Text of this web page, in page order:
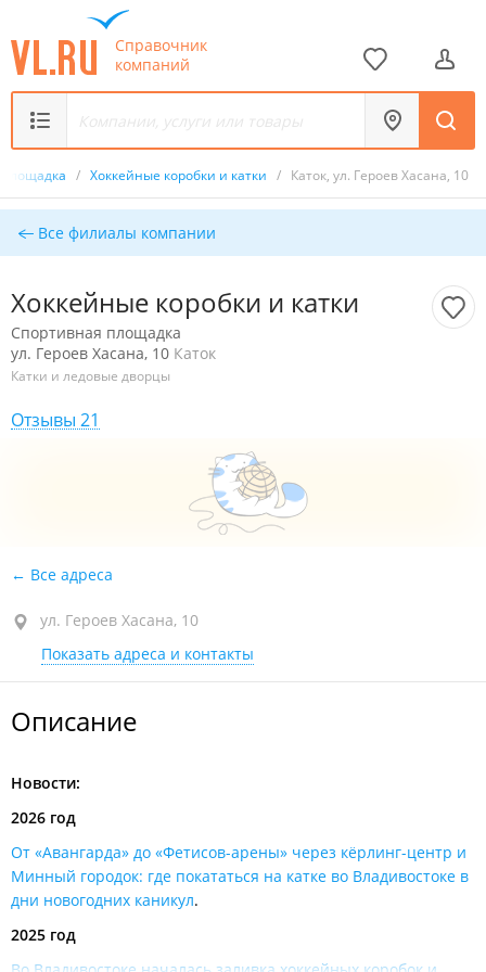
Справочник
компаний
/ Хоккейные коробки и катки / Каток, ул. Героев Хасана, 10
Все филиалы компании
Хоккейные коробки и катки
Спортивная площадка
ул. Героев Хасана, 10 Каток
Катки и ледовые дворцы
Отзывы 21
Все адреса
ул. Героев Хасана, 10
Показать адреса и контакты
Описание
Новости:
2026 год
От «Авангарда» до «Фетисов-арены» через кёрлинг-центр и
Минный городок: где покататься на катке во Владивостоке в
дни новогодних каникул.
2025 год